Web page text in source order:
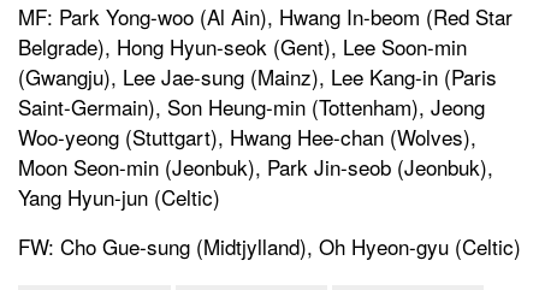
MF: Park Yong-woo (Al Ain), Hwang In-beom (Red Star
Belgrade), Hong Hyun-seok (Gent), Lee Soon-min
(Gwangju), Lee Jae-sung (Mainz), Lee Kang-in (Paris
Saint-Germain), Son Heung-min (Tottenham), Jeong
Woo-yeong (Stuttgart), Hwang Hee-chan (Wolves),
Moon Seon-min (Jeonbuk), Park Jin-seob (Jeonbuk),
Yang Hyun-jun (Celtic)
FW: Cho Gue-sung (Midtjylland), Oh Hyeon-gyu (Celtic)